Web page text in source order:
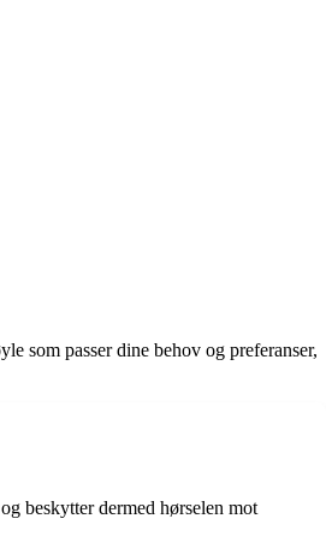
som passer dine behov og preferanser,
beskytter dermed hørselen mot